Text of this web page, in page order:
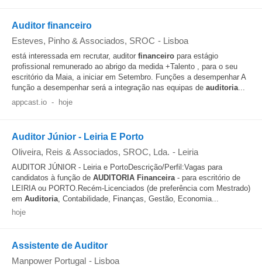
Auditor financeiro
Esteves, Pinho & Associados, SROC - Lisboa
está interessada em recrutar, auditor financeiro para estágio
profissional remunerado ao abrigo da medida +Talento , para o seu
escritório da Maia, a iniciar em Setembro. Funções a desempenhar A
função a desempenhar será a integração nas equipas de auditoria...
appcast.io - hoje
Auditor Júnior - Leiria E Porto
Oliveira, Reis & Associados, SROC, Lda. - Leiria
AUDITOR JÚNIOR - Leiria e PortoDescrição/Perfil:Vagas para
candidatos à função de AUDITORIA Financeira- para escritório de
LEIRIA ou PORTO.Recém-Licenciados (de preferência com Mestrado)
em Auditoria, Contabilidade, Finanças, Gestão, Economia...
hoje
Assistente de Auditor
Manpower Portugal - Lisboa